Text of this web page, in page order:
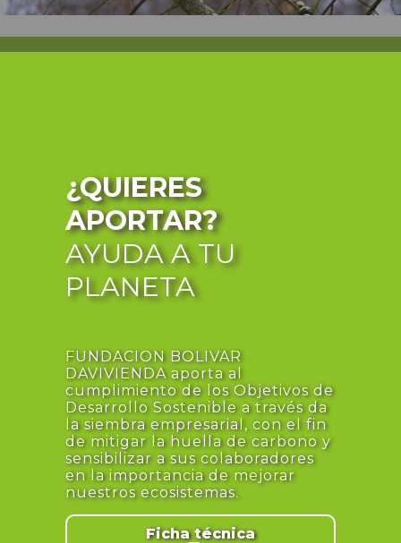
¿QUIERES
APORTAR?
AYUDA A TU
PLANETA
FUNDACION BOLIVAR
DAVIVIENDA aporta al
cumplimiento de los Objetivos de
Desarrollo Sostenible a través da
la siembra empresarial, con el fin
de mitigar la huella de carbono y
sensibilizar a sus colaboradores
en la importancia de mejorar
nuestros ecosistemas.
Ficha técnica